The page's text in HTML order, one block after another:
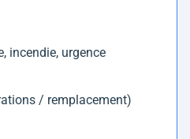
incendie, urgence
/ remplacement)